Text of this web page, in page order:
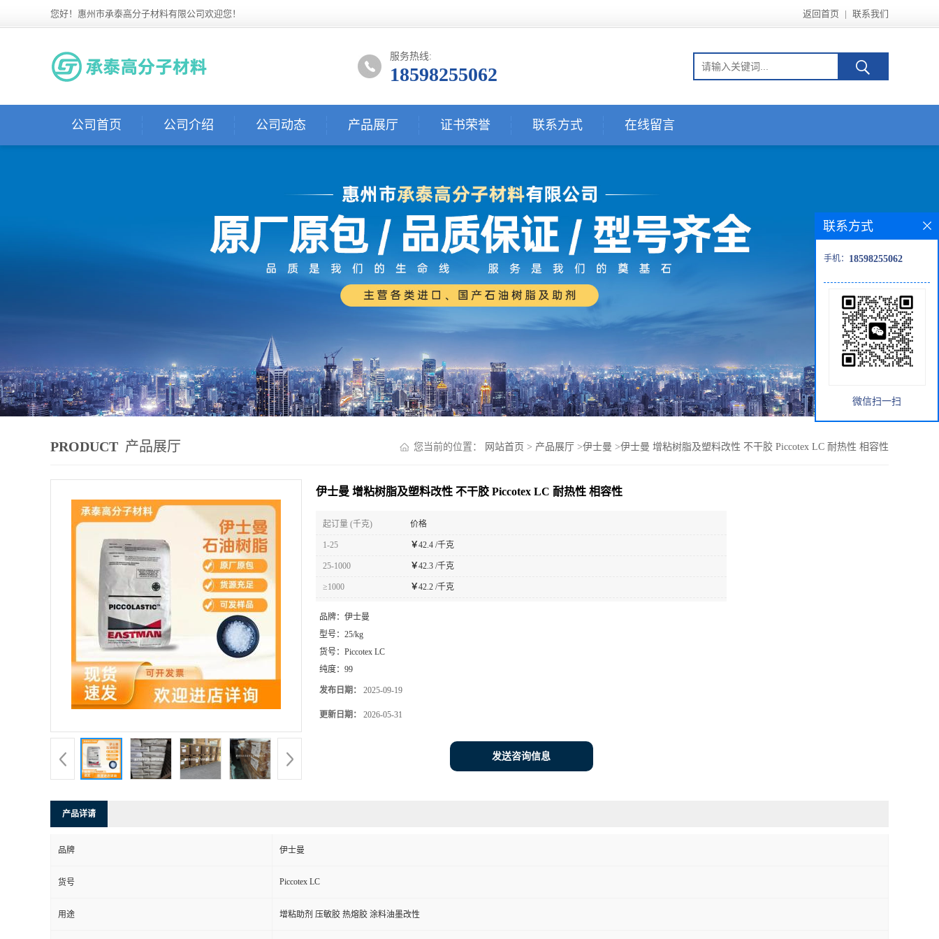
您好！惠州市承泰高分子材料有限公司欢迎您！ 返回首页 | 联系我们
服务热线:
18598255062
公司首页 公司介绍 公司动态 产品展厅 证书荣誉 联系方式 在线留言
PRODUCT 产品展厅 您当前的位置： 网站首页 > 产品展厅 >伊士曼 >伊士曼 增粘树脂及塑料改性 不干胶 Piccotex LC 耐热性 相容性
伊士曼 增粘树脂及塑料改性 不干胶 Piccotex LC 耐热性 相容性
起订量 (千克) 价格
1-25 ￥42.4 /千克
25-1000 ￥42.3 /千克
≥1000 ￥42.2 /千克
品牌： 伊士曼
型号： 25/kg
货号： Piccotex LC
纯度： 99
发布日期： 2025-09-19
更新日期： 2026-05-31
发送咨询信息
产品详请
品牌 伊士曼
货号 Piccotex LC
用途 增粘助剂 压敏胶 热熔胶 涂料油墨改性
联系方式
手机： 18598255062
微信扫一扫